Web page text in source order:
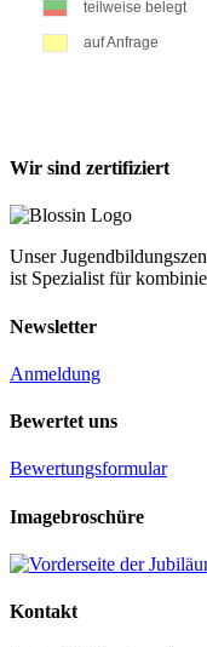
Wir sind zertifiziert
Unser
ist Spezialist für
Newsletter
Anmeldung
Bewertet uns
Bewertungsformular
Imagebroschüre
Kontakt